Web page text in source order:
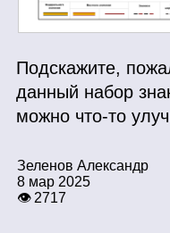
Подскажите,
данный набор
можно что‑то
Зеленов Александр
8 мар 2025
👁 2717